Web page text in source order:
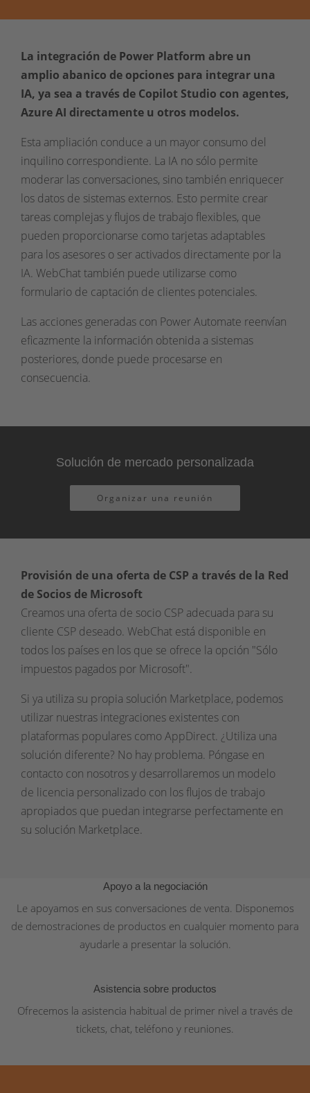
La integración de Power Platform abre un
amplio abanico de opciones para integrar una
IA, ya sea a través de Copilot Studio con agentes,
Azure AI directamente u otros modelos.
Esta ampliación conduce a un mayor consumo del
inquilino correspondiente. La IA no sólo permite
moderar las conversaciones, sino también enriquecer
los datos de sistemas externos. Esto permite crear
tareas complejas y flujos de trabajo flexibles, que
pueden proporcionarse como tarjetas adaptables
para los asesores o ser activados directamente por la
IA. WebChat también puede utilizarse como
formulario de captación de clientes potenciales.
Las acciones generadas con Power Automate reenvían
eficazmente la información obtenida a sistemas
posteriores, donde puede procesarse en
consecuencia.
Solución de mercado personalizada
Organizar una reunión
Provisión de una oferta de CSP a través de la Red
de Socios de Microsoft
Creamos una oferta de socio CSP adecuada para su
cliente CSP deseado. WebChat está disponible en
todos los países en los que se ofrece la opción "Sólo
impuestos pagados por Microsoft".
Si ya utiliza su propia solución Marketplace, podemos
utilizar nuestras integraciones existentes con
plataformas populares como AppDirect. ¿Utiliza una
solución diferente? No hay problema. Póngase en
contacto con nosotros y desarrollaremos un modelo
de licencia personalizado con los flujos de trabajo
apropiados que puedan integrarse perfectamente en
su solución Marketplace.
Apoyo a la negociación
Le apoyamos en sus conversaciones de venta. Disponemos
de demostraciones de productos en cualquier momento para
ayudarle a presentar la solución.
Asistencia sobre productos
Ofrecemos la asistencia habitual de primer nivel a través de
tickets, chat, teléfono y reuniones.